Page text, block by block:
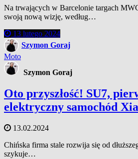
Na trwających w Barcelonie targach
swoją nową wizję, według…
13 lutego 2024
Szymon Goraj
Moto
Szymon Goraj
Oto przyszłość! SU7,
elektryczny samochód
13.02.2024
Chińska firma stale rozwija się od
szykuje…